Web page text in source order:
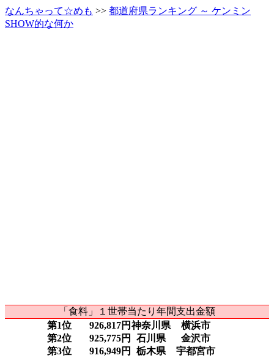
なんちゃって☆めも >> 都道府県ランキング ～ ケンミン
SHOW的な何か
「食料」１世帯当たり年間支出金額
第1位
926,817円 神奈川県
横浜市
第2位
925,775円 石川県
金沢市
第3位
916,949円 栃木県
宇都宮市